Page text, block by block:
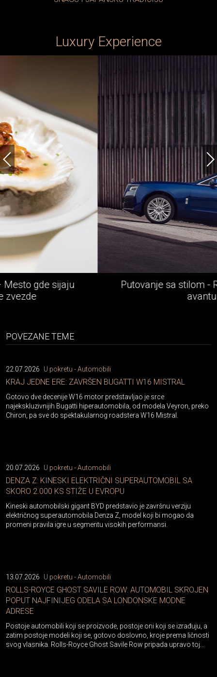
Luxury Experience
Putovanje sa stilom - Rolls-Royce
POVEZANE TEME
22.07.2026 U pokretu - Automobili
KRAJ JEDNE ERE: ZAVRŠEN BUGATTI W16 MISTRAL
Gotovo dve decenije W16 motor predstavljao je srce
najekskluzivnijih Bugatti hiperautomobila, od modela Veyron, preko
Chiron, pa sve do spektakularnog roadstera W16 Mistral.
20.07.2026 U pokretu - Automobili
DENZA Z: KINESKI ELEKTRIČNI SUPERAUTOMOBIL SA
SKORO 2.000 KS STIŽE U EVROPU
Kineski automobilski gigant BYD predstavio je završnu verziju
električnog superautomobila Denza Z, model koji bi mogao da
promeni pravila igre u segmentu visokih performansi.
13.07.2026 U pokretu - Automobili
ROLLS-ROYCE GHOST SAVILE ROW: AUTOMOBIL SKROJEN
POPUT NAJFINIJEG ODELA SA LONDONSKE MODNE
ADRESE
Postoje automobili koji se proizvode, postoje oni koji se izrađuju, a
zatim postoje modeli koji se, gotovo doslovno, kroje prema ličnosti
svog vlasnika. Rolls-Royce Ghost Savile Row pripada upravo toj...